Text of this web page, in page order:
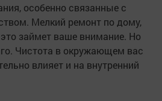
особенно связанные с
Мелкий ремонт по дому,
займет ваше внимание. Но
Чистота в окружающем вас
влияет и на внутренний